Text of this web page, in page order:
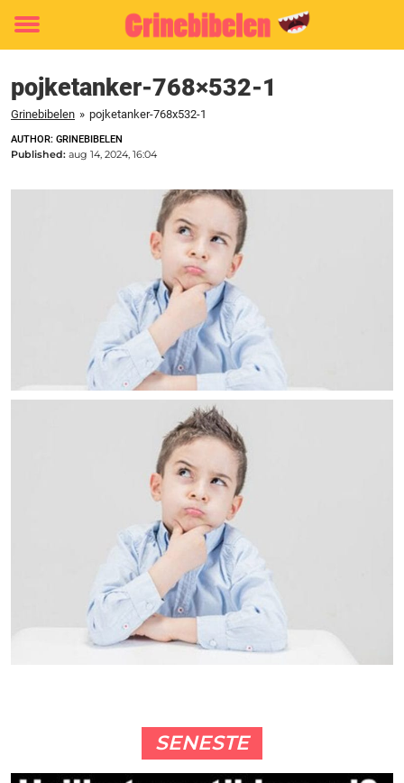
Toggle
pojketanker-768×532-1
Grinebibelen » pojketanker-768x532-1
AUTHOR: GRINEBIBELEN
Published: aug 14, 2024, 16:04
SENESTE